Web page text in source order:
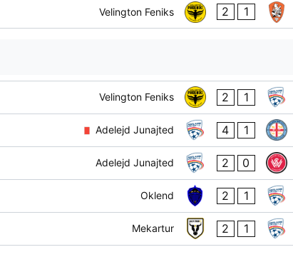
Velington Feniks 2 1
Velington Feniks 2 1
Adelejd Junajted 4 1
Adelejd Junajted 2 0
Oklend 2 1
Mekartur 2 1